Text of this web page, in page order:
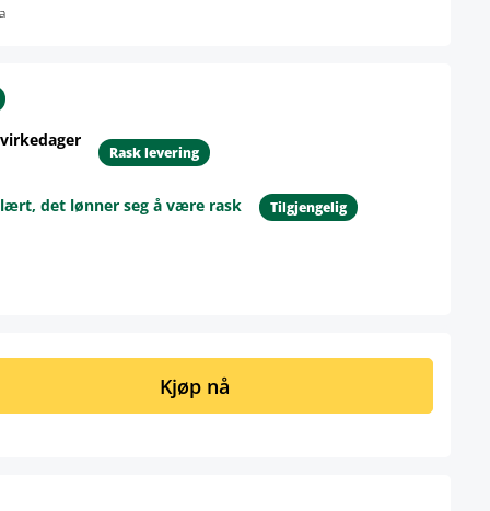
Rask levering
det lønner seg å være rask Tilgjengelig
ønsket mengde eller bruk
Kjøp nå